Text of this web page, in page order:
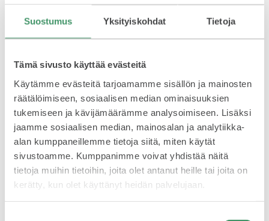
Suostumus Yksityiskohdat Tietoja
Tämä sivusto käyttää evästeitä
Käytämme evästeitä tarjoamamme sisällön ja mainosten
räätälöimiseen, sosiaalisen median ominaisuuksien
tukemiseen ja kävijämäärämme analysoimiseen. Lisäksi
jaamme sosiaalisen median, mainosalan ja analytiikka-
alan kumppaneillemme tietoja siitä, miten käytät
sivustoamme. Kumppanimme voivat yhdistää näitä
tietoja muihin tietoihin, joita olet antanut heille tai joita on
kerätty, kun olet käyttänyt heidän palvelujaan.
OCTAVIA
Etumatkustaja tarvitsee aurinkolasit.